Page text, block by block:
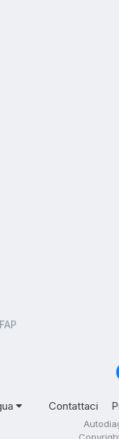
Contattaci